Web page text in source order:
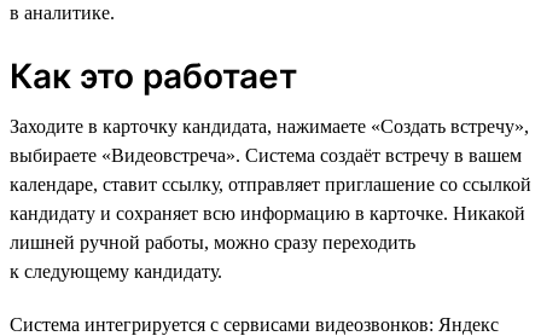
в аналитике.
Как это работает
Заходите в карточку кандидата, нажимаете «Создать встречу»,
выбираете «Видеовстреча». Система создаёт встречу в вашем
календаре, ставит ссылку, отправляет приглашение со ссылкой
кандидату и сохраняет всю информацию в карточке. Никакой
лишней ручной работы, можно сразу переходить
к следующему кандидату.
Система интегрируется c сервисами видеозвонков: Яндекс